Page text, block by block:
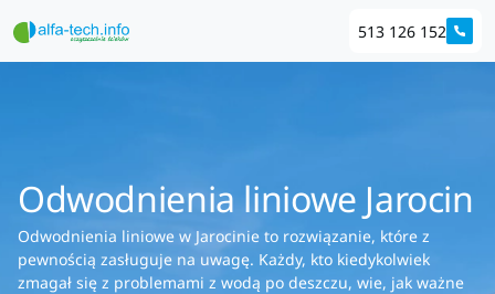
513 126 152
Odwodnienia liniowe Jarocin
Odwodnienia liniowe w Jarocinie to rozwiązanie, które z
pewnością zasługuje na uwagę. Każdy, kto kiedykolwiek
zmagał się z problemami z wodą po deszczu, wie, jak ważne